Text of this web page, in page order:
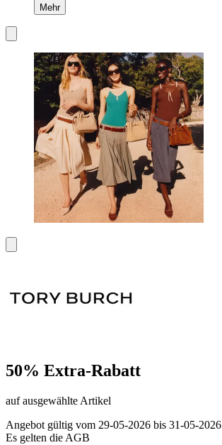
Mehr
50% Extra-Rabatt
auf ausgewählte Artikel
Angebot gültig vom 29-05-2026 bis 31-05-2026
Es gelten die AGB